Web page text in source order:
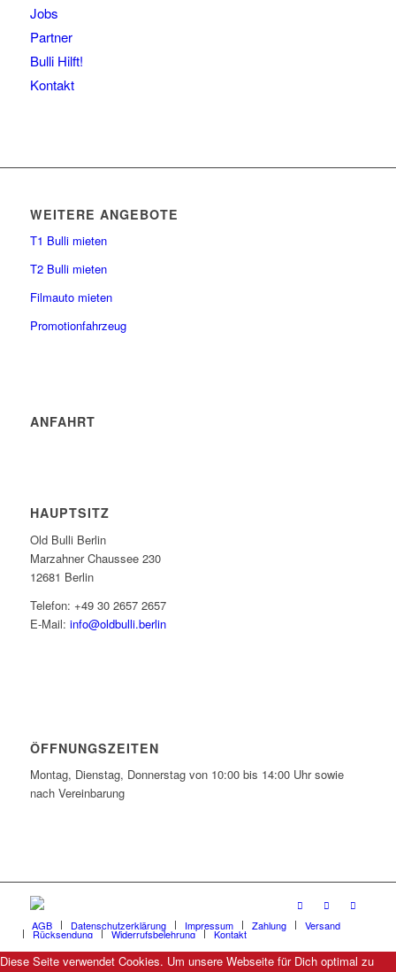
Jobs
Partner
Bulli Hilft!
Kontakt
WEITERE ANGEBOTE
T1 Bulli mieten
T2 Bulli mieten
Filmauto mieten
Promotionfahrzeug
ANFAHRT
HAUPTSITZ
Old Bulli Berlin
Marzahner Chaussee 230
12681 Berlin
Telefon: +49 30 2657 2657
E-Mail: info@oldbulli.berlin
ÖFFNUNGSZEITEN
Montag, Dienstag, Donnerstag von 10:00 bis 14:00 Uhr sowie
nach Vereinbarung
AGB Datenschutzerklärung Impressum Zahlung Versand
Rücksendung Widerrufsbelehrung Kontakt
Diese Seite verwendet Cookies. Um unsere Webseite für Dich optimal zu